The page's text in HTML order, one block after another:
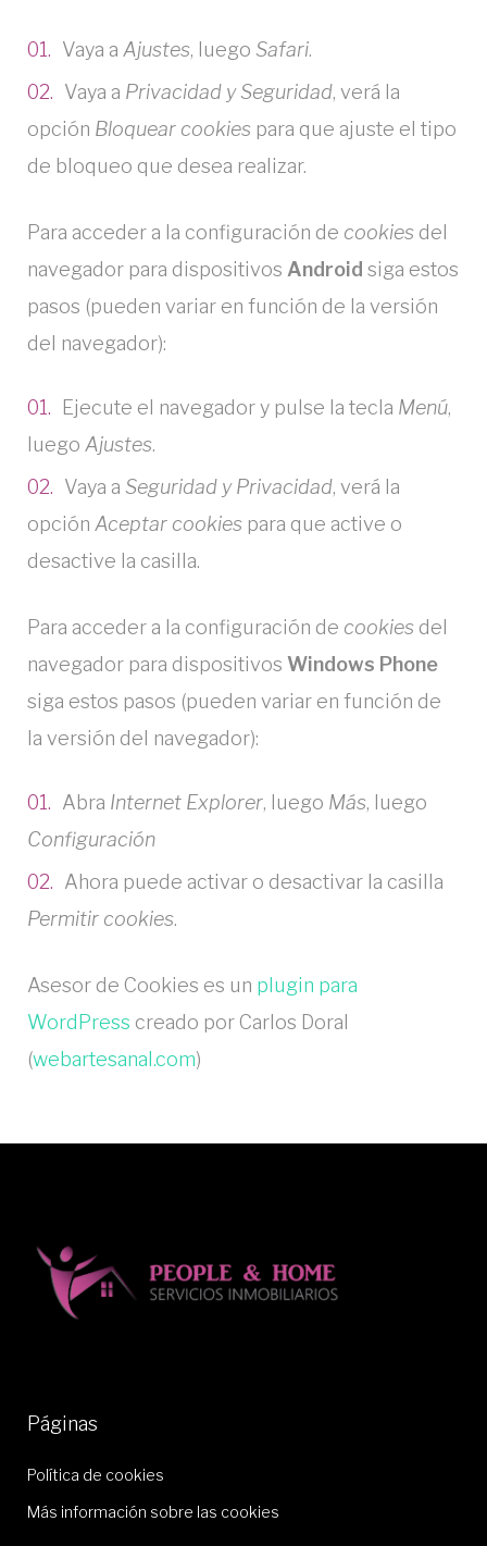
Vaya a Ajustes, luego Safari.
Vaya a Privacidad y Seguridad, verá la
opción Bloquear cookies para que ajuste el tipo
de bloqueo que desea realizar.
Para acceder a la configuración de cookies del
navegador para dispositivos Android siga estos
pasos (pueden variar en función de la versión
del navegador):
Ejecute el navegador y pulse la tecla Menú,
luego Ajustes.
Vaya a Seguridad y Privacidad, verá la
opción Aceptar cookies para que active o
desactive la casilla.
Para acceder a la configuración de cookies del
navegador para dispositivos Windows Phone
siga estos pasos (pueden variar en función de
la versión del navegador):
Abra Internet Explorer, luego Más, luego
Configuración
Ahora puede activar o desactivar la casilla
Permitir cookies.
Asesor de Cookies es un plugin para
WordPress creado por Carlos Doral
(webartesanal.com)
Páginas
Política de cookies
Más información sobre las cookies